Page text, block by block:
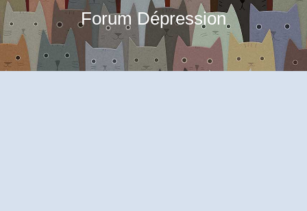
Forum Dépression